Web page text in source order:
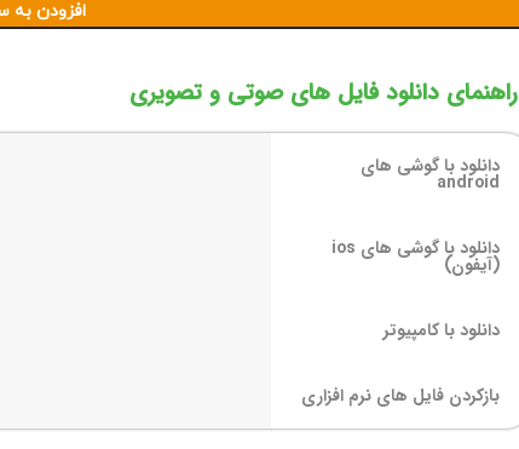
افزودن به
راهنمای دانلود فایل های صوتی و تصویری
دانلود با گوشی های
android
دانلود با گوشی های ios
(آیفون)
دانلود با کامپیوتر
بازکردن فایل های نرم افزاری